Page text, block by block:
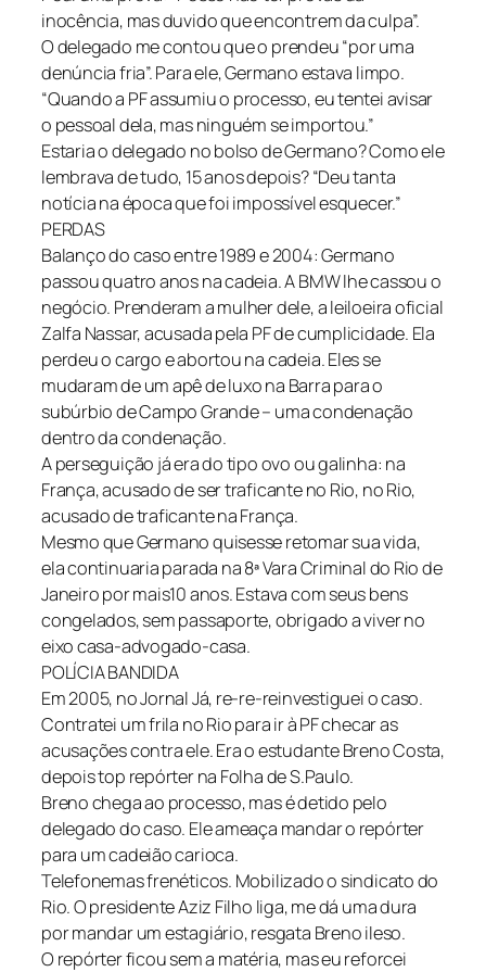
inocência, mas duvido que encontrem da culpa”.
O delegado me contou que o prendeu “por uma
denúncia fria”. Para ele, Germano estava limpo.
“Quando a PF assumiu o processo, eu tentei avisar
o pessoal dela, mas ninguém se importou.”
Estaria o delegado no bolso de Germano? Como ele
lembrava de tudo, 15 anos depois? “Deu tanta
notícia na época que foi impossível esquecer.”
PERDAS
Balanço do caso entre 1989 e 2004: Germano
passou quatro anos na cadeia. A BMW lhe cassou o
negócio. Prenderam a mulher dele, a leiloeira oficial
Zalfa Nassar, acusada pela PF de cumplicidade. Ela
perdeu o cargo e abortou na cadeia. Eles se
mudaram de um apê de luxo na Barra para o
subúrbio de Campo Grande – uma condenação
dentro da condenação.
A perseguição já era do tipo ovo ou galinha: na
França, acusado de ser traficante no Rio, no Rio,
acusado de traficante na França.
Mesmo que Germano quisesse retomar sua vida,
ela continuaria parada na 8ª Vara Criminal do Rio de
Janeiro por mais10 anos. Estava com seus bens
congelados, sem passaporte, obrigado a viver no
eixo casa-advogado-casa.
POLÍCIA BANDIDA
Em 2005, no Jornal Já, re-re-reinvestiguei o caso.
Contratei um frila no Rio para ir à PF checar as
acusações contra ele. Era o estudante Breno Costa,
depois top repórter na Folha de S.Paulo.
Breno chega ao processo, mas é detido pelo
delegado do caso. Ele ameaça mandar o repórter
para um cadeião carioca.
Telefonemas frenéticos. Mobilizado o sindicato do
Rio. O presidente Aziz Filho liga, me dá uma dura
por mandar um estagiário, resgata Breno ileso.
O repórter ficou sem a matéria, mas eu reforcei